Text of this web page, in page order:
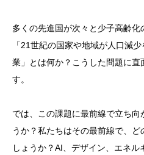
多くの先進国が次々と少子高齢化
「21世紀の国家や地域が人口減
業」とは何か？こうした問題に
す。
では、この課題に最前線で立ち向
うか？私たちはその最前線で、
しょうか？AI、デザイン、エネ